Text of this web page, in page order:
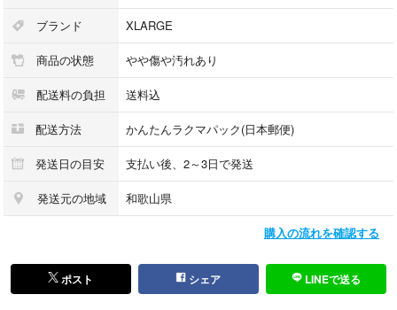
：サイズ メンズ M
：素材
本体 メッシュ部分 ポリエステル
リブ部分 ポリエステル コットン
やや使用感あり
フロントのファスナー金具部分に擦れ、リブ部分に毛玉があります
他に目立つダメージや汚れはありません
ジャージ トレーニング ウェア スケート ランニング
ウィンドブレーカー パーカー ビンテージ レトロ 古着
ブランド XLARGE
商品の状態 やや傷や汚れあり
配送料の負担 送料込
配送方法 かんたんラクマパック(日本郵便)
発送日の目安 支払い後、2～3日で発送
発送元の地域 和歌山県
購入の流れを確認する
ポスト シェア LINEで送る